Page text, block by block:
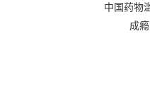
中国药物滥用防治
成瘾与脑科学国
2023年3